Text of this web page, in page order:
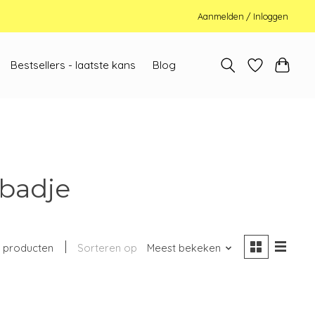
Aanmelden / Inloggen
Bestsellers - laatste kans Blog
producten Sorteren op Meest bekeken